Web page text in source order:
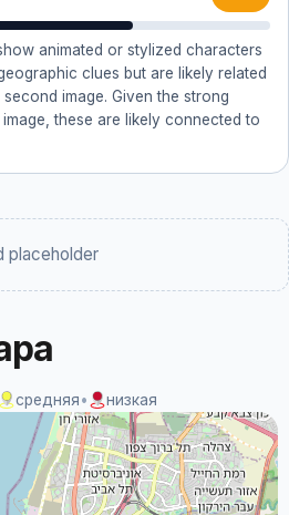
animated or stylized characters
clues but are likely related
image. Given the strong
these are likely connected to
placeholder
средняя• низкая